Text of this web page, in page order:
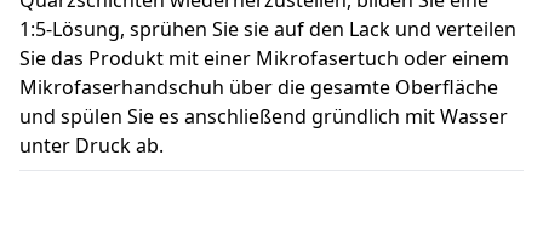
1:5-Lösung, sprühen Sie sie auf den Lack und verteilen
Sie das Produkt mit einer Mikrofasertuch oder einem
Mikrofaserhandschuh über die gesamte Oberfläche
und spülen Sie es anschließend gründlich mit Wasser
unter Druck ab.